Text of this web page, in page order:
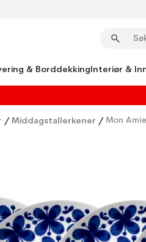
& BorddekkingInteriør &
/ Middagstallerkener / Mon